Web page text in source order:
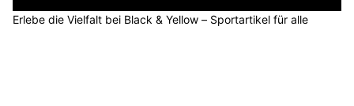
Erlebe die Vielfalt bei Black & Yellow – Sportartikel für alle